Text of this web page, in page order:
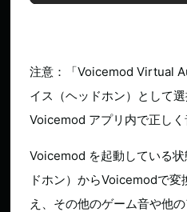
注意：「Voicemod Virtual
イス（ヘッドホン）として選
Voicemod アプリ内で正しく
Voicemod を起動している
ドホン）からVoicemodで変
え、その他のゲーム音や他